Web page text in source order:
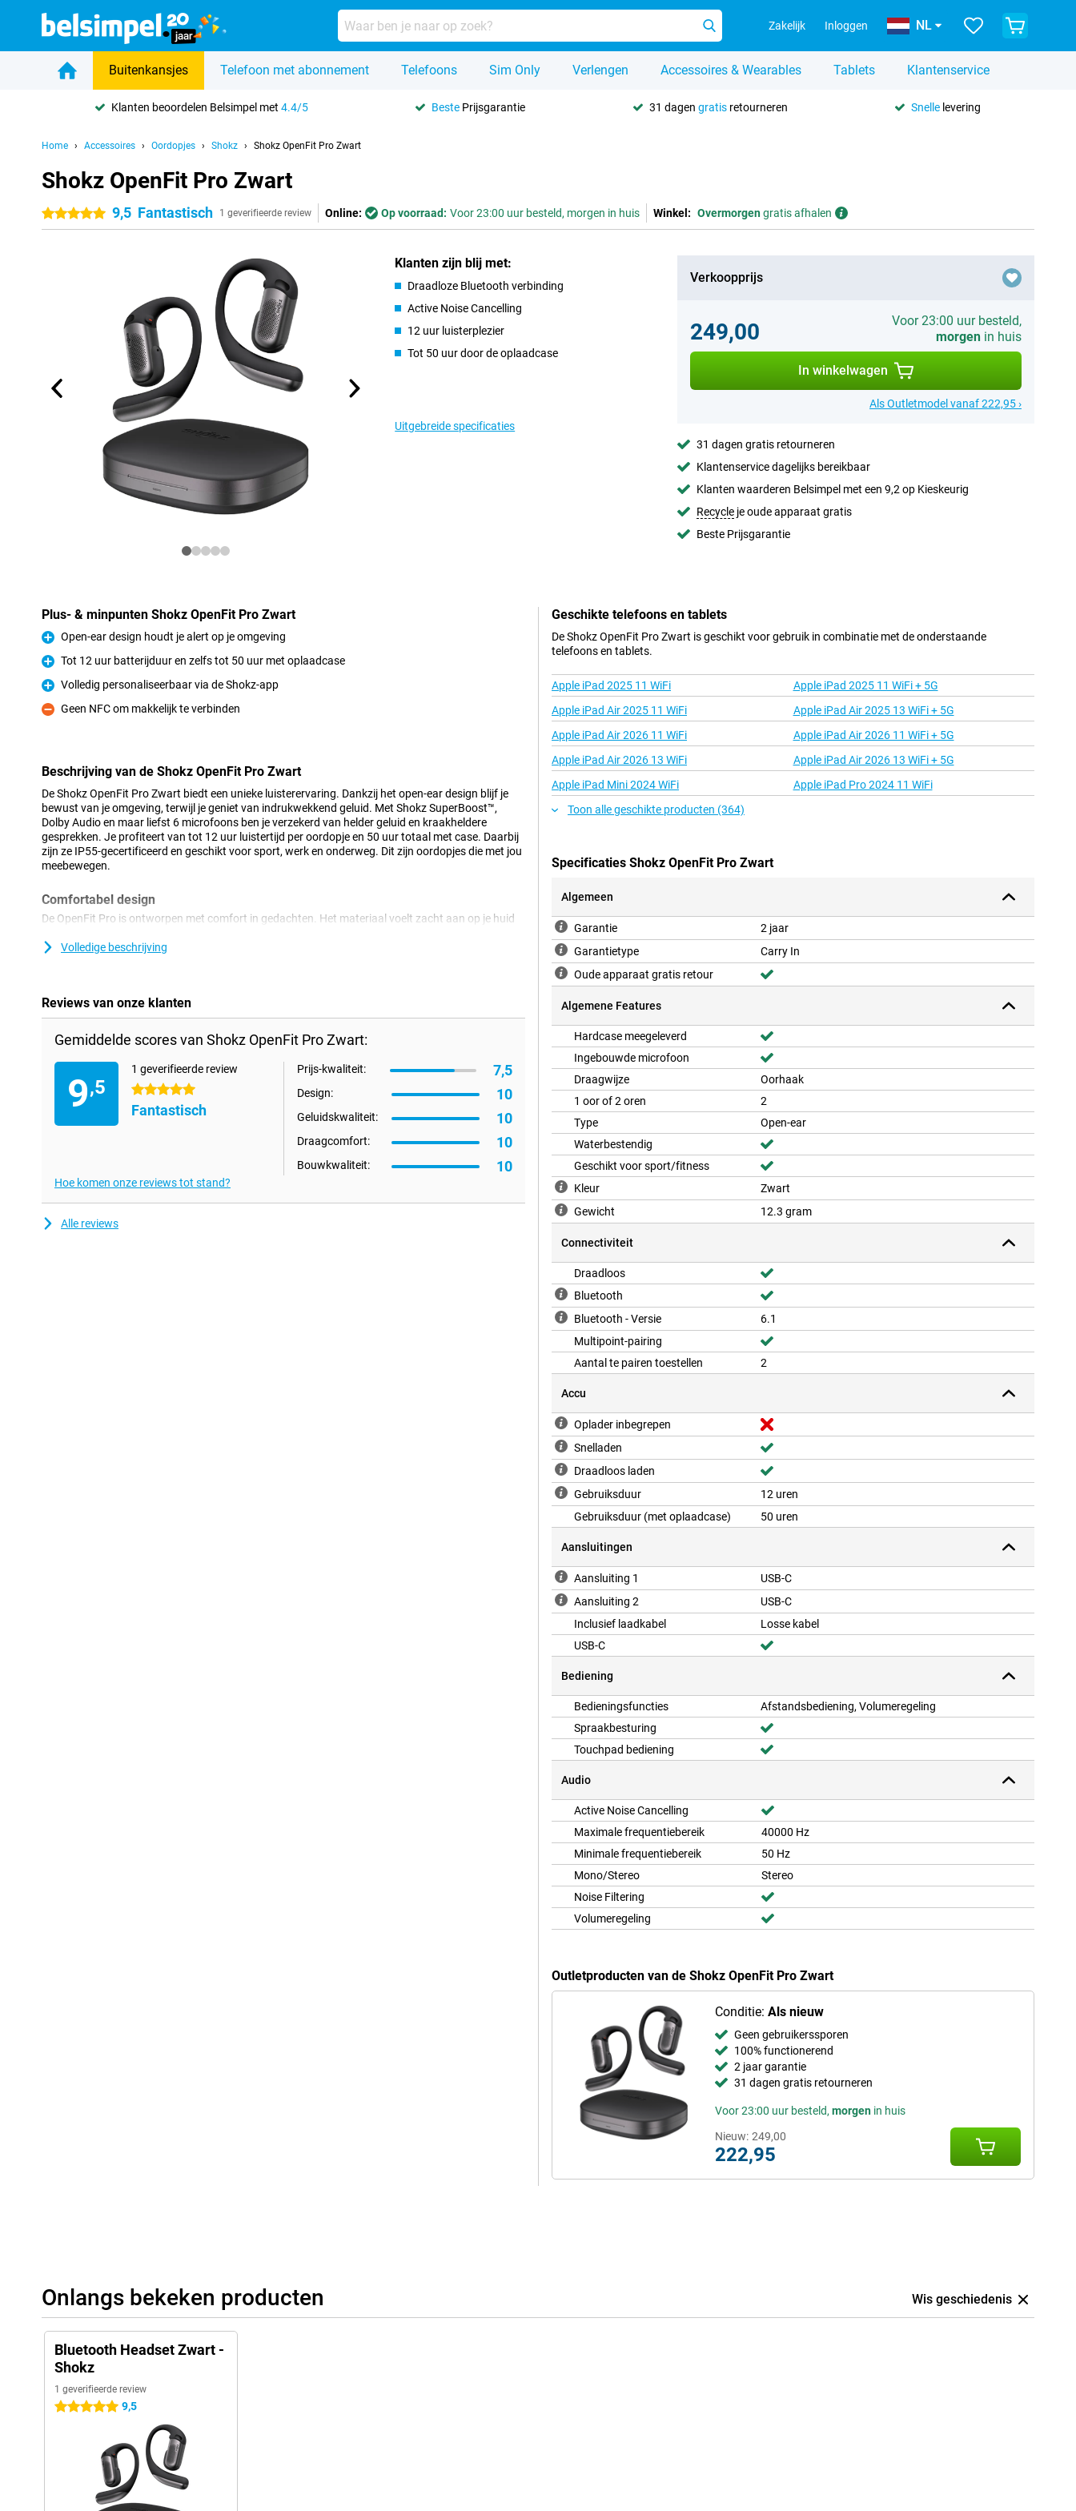
Zakelijk Inloggen NL
Buitenkansjes Telefoon met abonnement Telefoons Sim Only Verlengen Accessoires & Wearables Tablets Klantenservice
Klanten beoordelen Belsimpel met4.4/5 Beste Prijsgarantie 31 dagen gratisretourneren Snellelevering
Home Accessoires Oordopjes Shokz Shokz OpenFit Pro Zwart
Shokz OpenFit Pro Zwart
5 sterren9,5 Fantastisch 1 geverifieerde review Online: Op voorraad: Voor 23:00 uur besteld, morgen in huis Winkel: Overmorgengratis afhalen
Klanten zijn blij met:
Draadloze Bluetooth verbinding
Active Noise Cancelling
12 uur luisterplezier
Tot 50 uur door de oplaadcase
Uitgebreide specificaties
Verkoopprijs
249,00
Voor 23:00 uur besteld,
morgenin huis
In winkelwagen
Als Outletmodel vanaf 222,95 ›
31 dagen gratis retourneren
Klantenservice dagelijks bereikbaar
Klanten waarderen Belsimpel met een 9,2 op Kieskeurig
Recycleje oude apparaat gratis
Beste Prijsgarantie
Plus- & minpunten Shokz OpenFit Pro Zwart
Pluspunt
Open-ear design houdt je alert op je omgeving
Pluspunt
Tot 12 uur batterijduur en zelfs tot 50 uur met oplaadcase
Pluspunt
Volledig personaliseerbaar via de Shokz-app
Minpunt
Geen NFC om makkelijk te verbinden
Beschrijving van de Shokz OpenFit Pro Zwart
De Shokz OpenFit Pro Zwart biedt een unieke luisterervaring. Dankzij het open-ear design blijf je
bewust van je omgeving, terwijl je geniet van indrukwekkend geluid. Met Shokz SuperBoost™,
Dolby Audio en maar liefst 6 microfoons ben je verzekerd van helder geluid en kraakheldere
gesprekken. Je profiteert van tot 12 uur luistertijd per oordopje en 50 uur totaal met case. Daarbij
zijn ze IP55-gecertificeerd en geschikt voor sport, werk en onderweg. Dit zijn oordopjes die met jou
meebewegen.
Comfortabel design
De OpenFit Pro is ontworpen met comfort in gedachten. Het materiaal voelt zacht aan op je huid
stevig om je oor zonder te knellen. Ze wegen slechts 12.3 gram per stuk, waardoor je ze nauwelijks
Krachtig geluid
SuperBoost leveren diepe bassen en kraakheldere hoge tonen. In combinatie met Dolby Atmos
cancelling hoor jij je audio luid en duidelijk, zelfs in drukke omgevingen. En dat zonder volledig
afgesloten te zijn van wat er om je heen gebeurt.
Stabiele connectiviteit met slimme functies
Met Bluetooth 6.1 geniet je van een snelle en stabiele verbinding. Dankzij multipoint pairing koppel
tussen muziek en werkgesprekken. Via de Shokz-app personaliseer je de oordopjes volledig. Ook
kun je functies zoals spraakassistent, afspelen of pauzeren aan de fysieke knoppen toewijzen.
aan, en blijf via de app altijd op de hoogte van software-updates en nieuwe functies.
Volledige beschrijving
Reviews van onze klanten
Gemiddelde scores van Shokz OpenFit Pro Zwart:
9,5
1 geverifieerde review
5 sterren
Fantastisch
Prijs-kwaliteit: 7,5
Design: 10
Geluidskwaliteit: 10
Draagcomfort: 10
Bouwkwaliteit: 10
Hoe komen onze reviews tot stand?
Alle reviews
Geschikte telefoons en tablets
De Shokz OpenFit Pro Zwart is geschikt voor gebruik in combinatie met de onderstaande
telefoons en tablets.
Apple iPad 2025 11 WiFi
Apple iPad 2025 11 WiFi + 5G
Apple iPad Air 2025 11 WiFi
Apple iPad Air 2025 13 WiFi + 5G
Apple iPad Air 2026 11 WiFi
Apple iPad Air 2026 11 WiFi + 5G
Apple iPad Air 2026 13 WiFi
Apple iPad Air 2026 13 WiFi + 5G
Apple iPad Mini 2024 WiFi
Apple iPad Pro 2024 11 WiFi
Toon alle geschikte producten (364)
Specificaties Shokz OpenFit Pro Zwart
Algemeen
Garantie
2 jaar
Garantietype
Carry In
Oude apparaat gratis retour
Algemene Features
Hardcase meegeleverd
Ingebouwde microfoon
Draagwijze
Oorhaak
1 oor of 2 oren
2
Type
Open-ear
Waterbestendig
Geschikt voor sport/fitness
Kleur
Zwart
Gewicht
12.3 gram
Connectiviteit
Draadloos
Bluetooth
Bluetooth - Versie
6.1
Multipoint-pairing
Aantal te pairen toestellen
2
Accu
Oplader inbegrepen
Snelladen
Draadloos laden
Gebruiksduur
12 uren
Gebruiksduur (met oplaadcase)
50 uren
Aansluitingen
Aansluiting 1
USB-C
Aansluiting 2
USB-C
Inclusief laadkabel
Losse kabel
USB-C
Bediening
Bedieningsfuncties
Afstandsbediening, Volumeregeling
Spraakbesturing
Touchpad bediening
Audio
Active Noise Cancelling
Maximale frequentiebereik
40000 Hz
Minimale frequentiebereik
50 Hz
Mono/Stereo
Stereo
Noise Filtering
Volumeregeling
Outletproducten van de Shokz OpenFit Pro Zwart
Conditie: Als nieuw
Geen gebruikerssporen
100% functionerend
2 jaar garantie
31 dagen gratis retourneren
Voor 23:00 uur besteld, morgenin huis
Nieuw: 249,00
222,95
Onlangs bekeken producten Wis geschiedenis
Bluetooth Headset Zwart -
Shokz
1 geverifieerde review
5 sterren 9,5